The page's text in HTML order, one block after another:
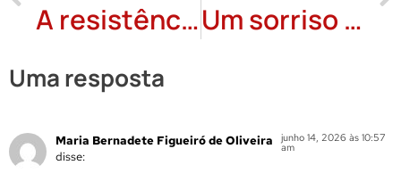
A resistência ao caos na poesia de Adriano Wintter: Susanna Busato
Um sorriso : Milton Rezende
Uma resposta
Maria Bernadete Figueiró de Oliveira
disse:
junho 14, 2026 às 10:57
am